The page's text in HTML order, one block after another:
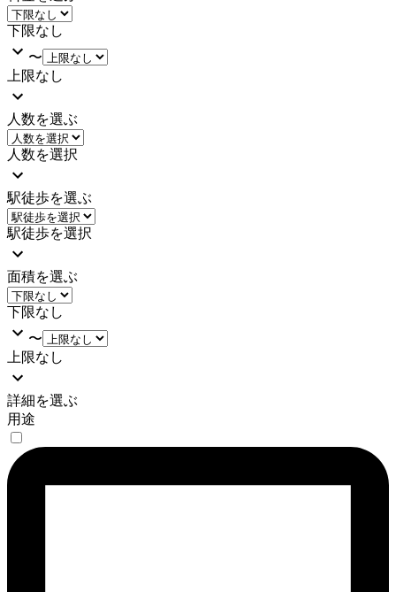
下限なし
〜
上限なし
人数を選ぶ
人数を選択
駅徒歩を選ぶ
駅徒歩を選択
面積を選ぶ
下限なし
〜
上限なし
詳細を選ぶ
用途